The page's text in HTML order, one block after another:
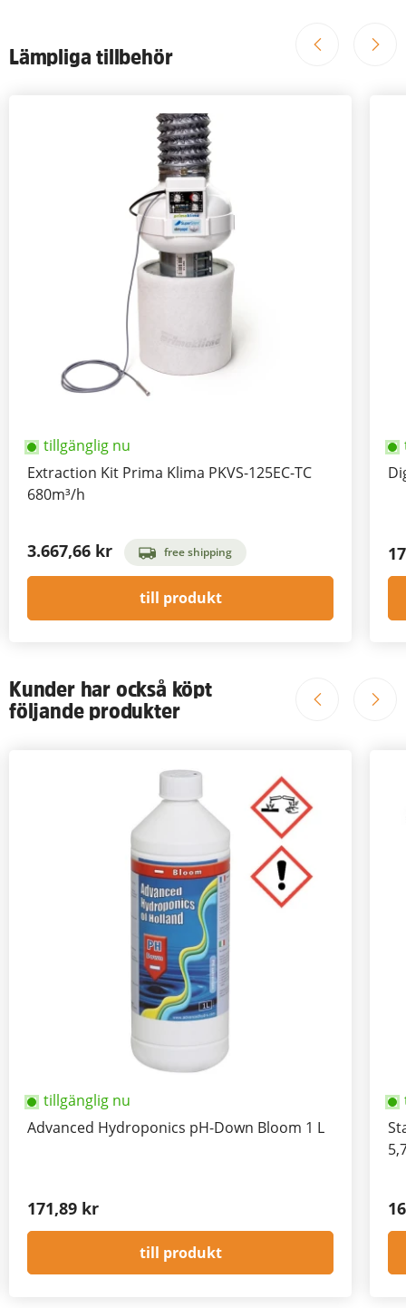
Lämpliga tillbehör
tillgänglig nu
Extraction Kit Prima Klima PKVS-125EC-TC
680m³/h
3.667,66 kr free shipping
till produkt
Kunder har också köpt
följande produkter
tillgänglig nu
Advanced Hydroponics pH-Down Bloom 1 L
171,89 kr
till produkt